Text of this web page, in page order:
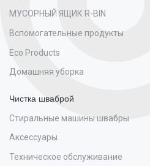
МУСОРНЫЙ ЯЩИК R-BIN
Вспомогательные продукты
Eco Products
Домашняя уборка
Чистка шваброй
Стиральные машины швабры
Аксессуары
Техническое обслуживание